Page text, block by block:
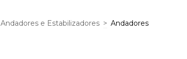
Andadores e Estabilizadores > Andadores